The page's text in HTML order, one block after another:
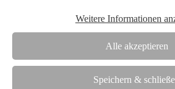
Weitere Informationen
Alle akzeptieren
Speichern &
Wir unterstützen die Interessen der
Zusammenarbeit mit Wissenschaft und
Die Holzforschung Austria ist akkreditierte